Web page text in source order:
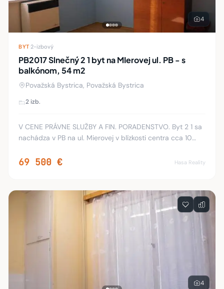
4
BYT· 2-izbový
PB2017 Slnečný 2 1 byt na MIerovej ul. PB - s
balkónom, 54 m2
Považská Bystrica, Považská Bystrica
2 izb.
V CENE PRÁVNE SLUŽBY A FIN. PORADENSTVO. Byt 2 1 sa
nachádza v PB na ul. Mierovej v blízkosti centra cca 10
kúpeľne s oknom, wc, špajze a veľ
69 500 € Hasa Reality
4